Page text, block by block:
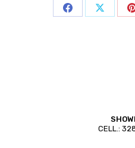
Share Share
CELL.: